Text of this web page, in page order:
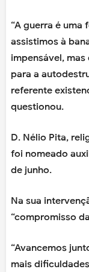
“A guerra é uma
assistimos à
impensável,
para a
referente
questionou.
D. Nélio Pita,
foi nomeado
de junho.
Na sua
“compromisso
“Avancemos
mais